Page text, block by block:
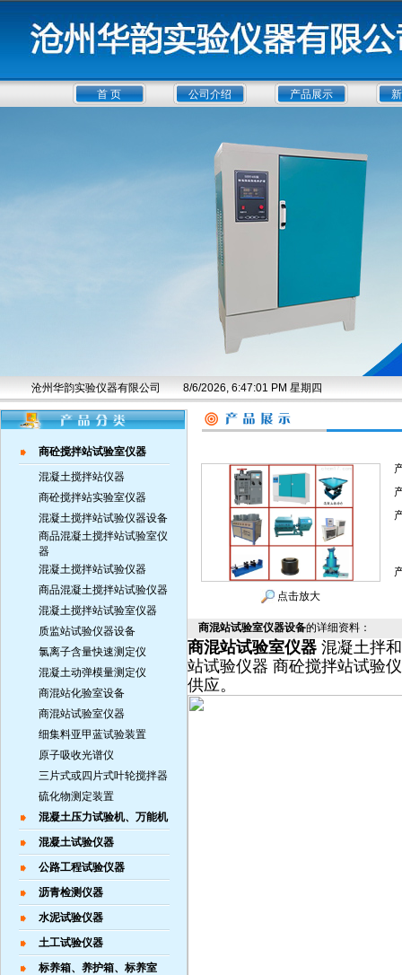
首 页 公司介绍 产品展示
沧州华韵实验仪器有限公司 8/6/2026, 6:47:02 PM 星期四
商砼搅拌站试验室仪器
混凝土搅拌站仪器
商砼搅拌站实验室仪器
混凝土搅拌站试验仪器设备
商品混凝土搅拌站试验室仪
器
混凝土搅拌站试验仪器
商品混凝土搅拌站试验仪器
混凝土搅拌站试验室仪器
质监站试验仪器设备
氯离子含量快速测定仪
混凝土动弹模量测定仪
商混站化验室设备
商混站试验室仪器
细集料亚甲蓝试验装置
原子吸收光谱仪
三片式或四片式叶轮搅拌器
硫化物测定装置
混凝土压力试验机、万能机
混凝土试验仪器
公路工程试验仪器
沥青检测仪器
水泥试验仪器
土工试验仪器
标养箱、养护箱、标养室
点击放大
商混站试验室仪器设备的详细资料：
商混站试验室仪器 混凝土拌
站试验仪器 商砼搅拌站试验
供应。